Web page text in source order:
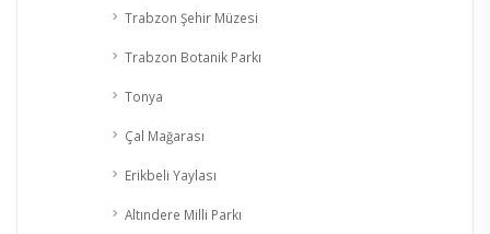
Trabzon Şehir Müzesi
Trabzon Botanik Parkı
Tonya
Çal Mağarası
Erikbeli Yaylası
Altındere Milli Parkı